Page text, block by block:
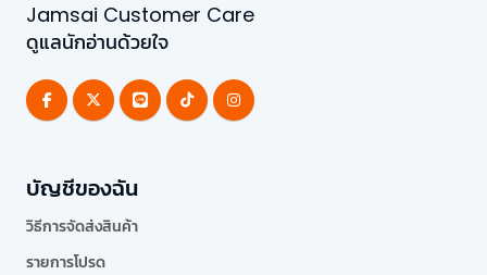
Jamsai Customer Care
ดูแลนักอ่านด้วยใจ
บัญชีของฉัน
วิธีการจัดส่งสินค้า
รายการโปรด